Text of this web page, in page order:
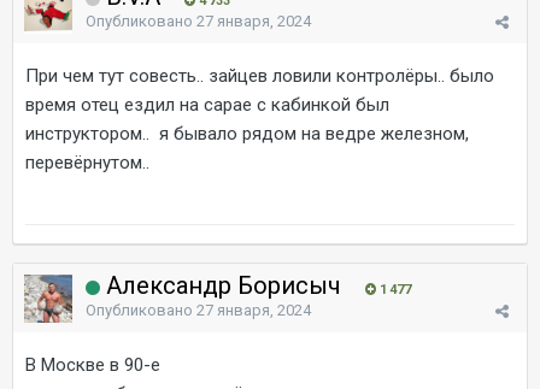
Опубликовано 27 января, 2024
При чем тут совесть.. зайцев ловили контролёры.. было
время отец ездил на сарае с кабинкой был
инструктором.. я бывало рядом на ведре железном,
перевёрнутом..
Александр Борисыч 1 477
Опубликовано 27 января, 2024
В Москве в 90-е